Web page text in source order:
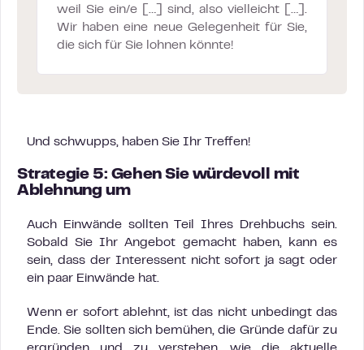
weil Sie ein/e […] sind, also vielleicht […].
Wir haben eine neue Gelegenheit für Sie,
die sich für Sie lohnen könnte!
Und schwupps, haben Sie Ihr Treffen!
Strategie 5: Gehen Sie würdevoll mit
Ablehnung um
Auch Einwände sollten Teil Ihres Drehbuchs sein.
Sobald Sie Ihr Angebot gemacht haben, kann es
sein, dass der Interessent nicht sofort ja sagt oder
ein paar Einwände hat.
Wenn er sofort ablehnt, ist das nicht unbedingt das
Ende. Sie sollten sich bemühen, die Gründe dafür zu